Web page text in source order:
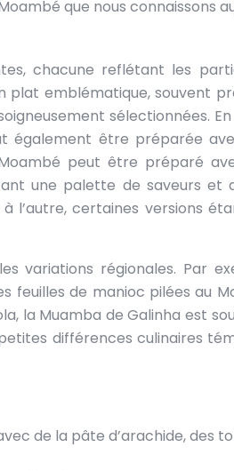
que nous connaissons
chacune reflétant les
plat emblématique, souvent
sélectionnées.
également être préparée
peut être préparé
une palette de saveurs et
l’autre, certaines versions
variations régionales. Par
feuilles de manioc pilées au
la Muamba de Galinha est
différences culinaires
de la pâte d’arachide, des